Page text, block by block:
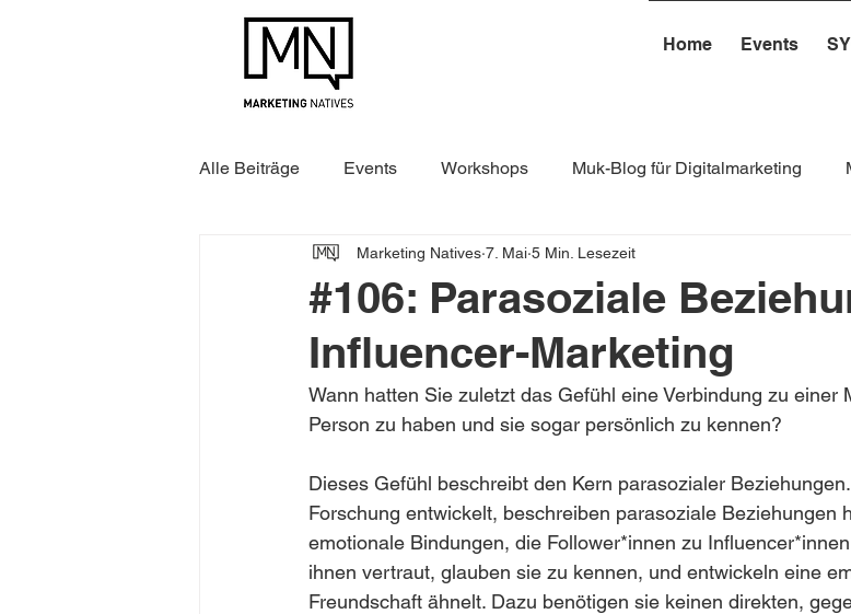
Home Events
Alle Beiträge Events Workshops Muk-Blog für Digitalmarketing
#106: Parasoziale
Influencer-Marketing
Marketing Natives 7. Mai 5 Min. Lesezeit
Wann hatten Sie zuletzt das Gefühl eine Verbindung zu einer
Person zu haben und sie sogar persönlich zu kennen?
Dieses Gefühl beschreibt den Kern parasozialer
Forschung entwickelt, beschreiben parasoziale Beziehungen
emotionale Bindungen, die Follower*innen zu
ihnen vertraut, glauben sie zu kennen, und entwickeln eine
Freundschaft ähnelt. Dazu benötigen sie keinen direkten,